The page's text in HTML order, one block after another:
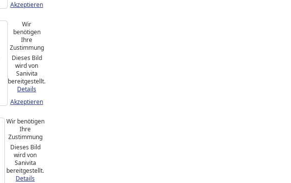
Akzeptieren
Wir
benötigen
Ihre
Zustimmung
Dieses Bild
wird von
Sanivita
bereitgestellt.
Details
Akzeptieren
Wir benötigen
Ihre
Zustimmung
Dieses Bild
wird von
Sanivita
bereitgestellt.
Details